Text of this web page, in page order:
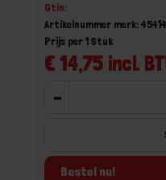
Gtin:
Artikelnummer merk:
€ 14,75 incl.
Prijs per 1 Stuk
-
Bestel nu!